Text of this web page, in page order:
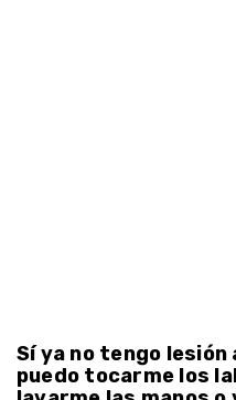
Sí ya no tengo
puedo tocarme los